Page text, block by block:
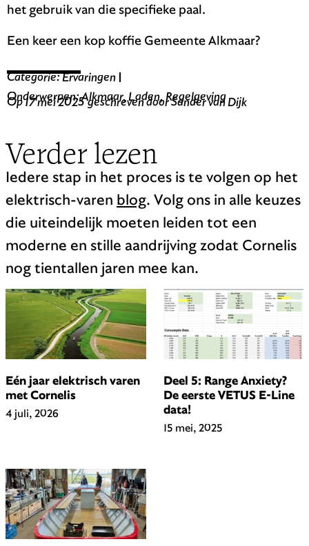
het gebruik van die specifieke paal.
Een keer een kop koffie Gemeente Alkmaar?
Categorie:Ervaringen
Onderwerpen:Alkmaar,Laden,Regelgeving
Op17 mei 2025 geschreven doorSander van Dijk
Verder lezen
Iedere stap in het proces is te volgen op het
elektrisch-varen blog. Volg ons in alle keuzes
die uiteindelijk moeten leiden tot een
moderne en stille aandrijving zodat Cornelis
nog tientallen jaren mee kan.
Eén jaar elektrisch varen
met Cornelis
4 juli, 2026
Deel 5: Range Anxiety?
De eerste VETUS E-Line
data!
15 mei, 2025